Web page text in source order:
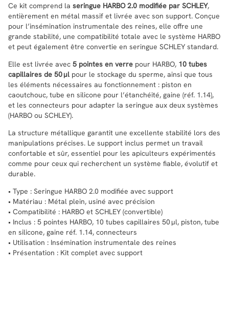
Ce kit comprend la seringue HARBO 2.0 modifiée par SCHLEY,
entièrement en métal massif et livrée avec son support. Conçue
pour l’insémination instrumentale des reines, elle offre une
grande stabilité, une compatibilité totale avec le système HARBO
et peut également être convertie en seringue SCHLEY standard.
Elle est livrée avec 5 pointes en verre pour HARBO, 10 tubes
capillaires de 50 μl pour le stockage du sperme, ainsi que tous
les éléments nécessaires au fonctionnement : piston en
caoutchouc, tube en silicone pour l’étanchéité, gaine (réf. 1.14),
et les connecteurs pour adapter la seringue aux deux systèmes
(HARBO ou SCHLEY).
La structure métallique garantit une excellente stabilité lors des
manipulations précises. Le support inclus permet un travail
confortable et sûr, essentiel pour les apiculteurs expérimentés
comme pour ceux qui recherchent un système fiable, évolutif et
durable.
• Type : Seringue HARBO 2.0 modifiée avec support
• Matériau : Métal plein, usiné avec précision
• Compatibilité : HARBO et SCHLEY (convertible)
• Inclus : 5 pointes HARBO, 10 tubes capillaires 50 μl, piston, tube
en silicone, gaine réf. 1.14, connecteurs
• Utilisation : Insémination instrumentale des reines
• Présentation : Kit complet avec support